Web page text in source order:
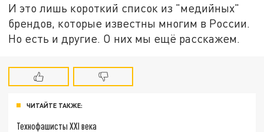
И это лишь короткий список из "медийных"
брендов, которые известны многим в России.
Но есть и другие. О них мы ещё расскажем.
ЧИТАЙТЕ ТАКЖЕ:
Технофашисты XXI века